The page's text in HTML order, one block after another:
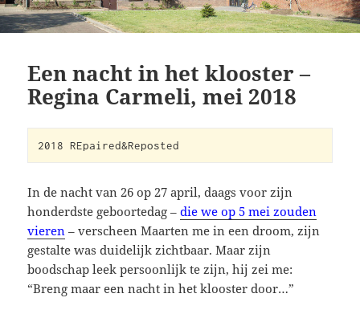
Een nacht in het klooster –
Regina Carmeli, mei 2018
2018 REpaired&Reposted
In de nacht van 26 op 27 april, daags voor zijn
honderdste geboortedag –die we op 5 mei zouden
vieren – verscheen Maarten me in een droom, zijn
gestalte was duidelijk zichtbaar. Maar zijn
boodschap leek persoonlijk te zijn, hij zei me:
“Breng maar een nacht in het klooster door…”